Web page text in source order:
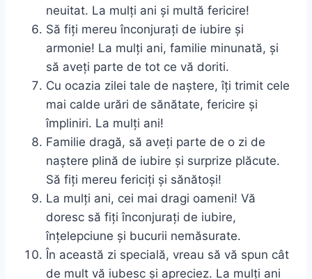
neuitat. La mulți ani și multă fericire!
Să fiți mereu înconjurați de iubire și
armonie! La mulți ani, familie minunată, și
să aveți parte de tot ce vă doriti.
Cu ocazia zilei tale de naștere, îți trimit cele
mai calde urări de sănătate, fericire și
împliniri. La mulți ani!
Familie dragă, să aveți parte de o zi de
naștere plină de iubire și surprize plăcute.
Să fiți mereu fericiți și sănătoși!
La mulți ani, cei mai dragi oameni! Vă
doresc să fiți înconjurați de iubire,
înțelepciune și bucurii nemăsurate.
În această zi specială, vreau să vă spun cât
de mult vă iubesc și apreciez. La mulți ani